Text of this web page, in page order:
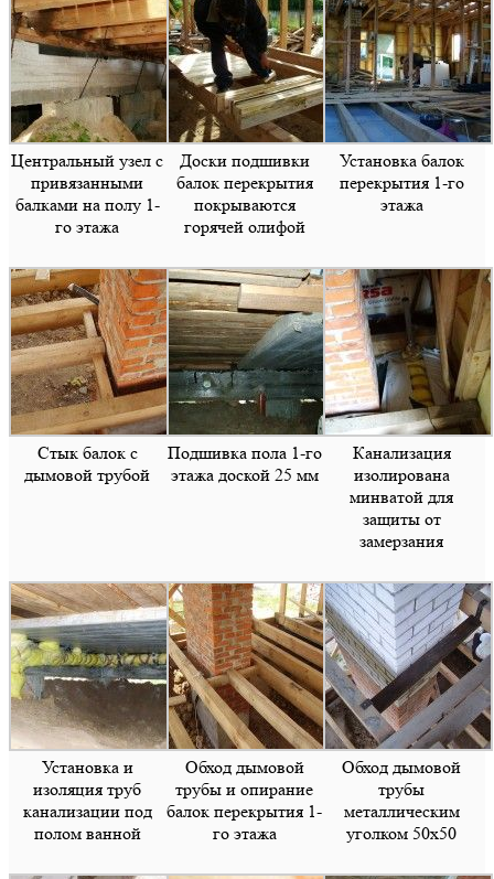
Центральный узел с
привязанными
балками на полу 1-
го этажа
Доски подшивки
балок перекрытия
покрываются
горячей олифой
Установка балок
перекрытия 1-го
этажа
Стык балок с
дымовой трубой
Подшивка пола 1-го
этажа доской 25 мм
Канализация
изолирована
минватой для
защиты от
замерзания
Установка и
изоляция труб
канализации под
полом ванной
Обход дымовой
трубы и опирание
балок перекрытия 1-
го этажа
Обход дымовой
трубы
металлическим
уголком 50х50